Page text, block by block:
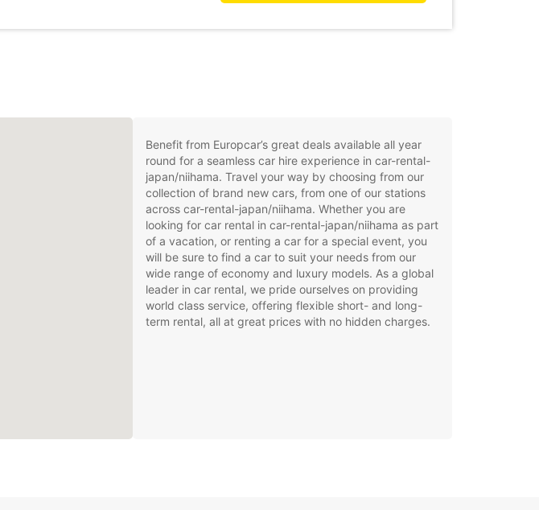
Benefit from Europcar’s great deals available all year
round for a seamless car hire experience in car-rental-
japan/niihama. Travel your way by choosing from our
collection of brand new cars, from one of our stations
across car-rental-japan/niihama. Whether you are
looking for car rental in car-rental-japan/niihama as part
of a vacation, or renting a car for a special event, you
will be sure to find a car to suit your needs from our
wide range of economy and luxury models. As a global
leader in car rental, we pride ourselves on providing
world class service, offering flexible short- and long-
term rental, all at great prices with no hidden charges.